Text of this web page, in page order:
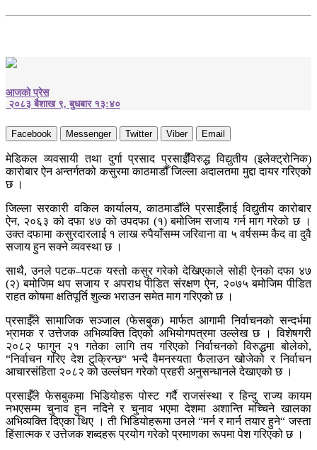
आजको प्रेस
२०८३ बैशाख ९, बुधबार १३:४०
Facebook Messenger Twitter Viber Email
मेडिकल व्यवसायी तथा दुर्गा प्रसाद प्रसाईँविरुद्ध विद्युतीय (इलेक्ट्रोनिक)
कारोबार ऐन अन्तर्गतको कसुरमा काठमाडौँ जिल्ला अदालतमा मुद्दा दायर गरिएको
छ ।
जिल्ला सरकारी वकिल कार्यालय, काठमाडौँले प्रसाईँलाई विद्युतीय कारोबार
ऐन, २०६३ को दफा ४७ को उपदफा (१) बमोजिम सजाय गर्न माग गरेको छ ।
उक्त दफामा कसुरदारलाई १ लाख रुपैयाँसम्म जरिवाना वा ५ वर्षसम्म कैद वा दुवै
सजाय हुन सक्ने व्यवस्था छ ।
साथै, उनले पटक–पटक यस्तो कसुर गरेको देखिएकाले सोही ऐनको दफा ४७
(२) बमोजिम थप सजाय र अपराध पीडित संरक्षण ऐन, २०७५ बमोजिम पीडित
राहत कोषमा क्षतिपूर्ति शुल्क भराउन समेत माग गरिएको छ ।
प्रसाईँले सामाजिक सञ्जाल (फेसबुक) मार्फत आगामी निर्वाचनको सन्दर्भमा
भ्रामक र उत्तेजक अभिव्यक्ति दिएको अभियोगपत्रमा उल्लेख छ । विशेषगरी
२०८२ फागुन २१ गतेका लागि तय गरिएको निर्वाचनको विरुद्धमा बोलेको,
“निर्वाचन गरिए देश टुक्रिन्छ“ भन्दै वैमनस्यता फैलाउन खोजेको र निर्वाचन
आचारसंहिता २०८२ को उल्लंघन गरेको प्रहरी अनुसन्धानले देखाएको छ ।
प्रसाईँले फेसबुकमा भिडियोहरू पोस्ट गर्दै राजसंस्था र हिन्दु राज्य कायम
नभएसम्म चुनाव हुन नदिने र चुनाव भएमा देशमा अशान्ति मच्चिने खालका
अभिव्यक्ति दिएका थिए । ती भिडियोहरूमा उनले “मर्न र मार्न तयार हुने“ जस्ता
हिंसात्मक र उत्तेजक शब्दहरू प्रयोग गरेको प्रमाणका रूपमा पेश गरिएको छ ।